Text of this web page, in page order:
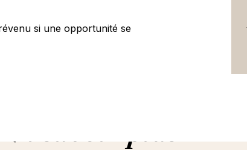
si une opportunité se
En savoir plus